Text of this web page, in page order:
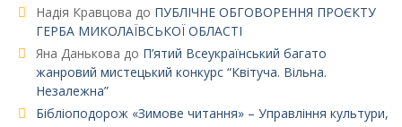
Надія Кравцова до ПУБЛІЧНЕ ОБГОВОРЕННЯ ПРОЄКТУ
ГЕРБА МИКОЛАЇВСЬКОЇ ОБЛАСТІ
Яна Данькова до П’ятий Всеукраїнський багато
жанровий мистецький конкурс “Квітуча. Вільна.
Незалежна”
Бібліоподорож «Зимове читання» – Управління культури,